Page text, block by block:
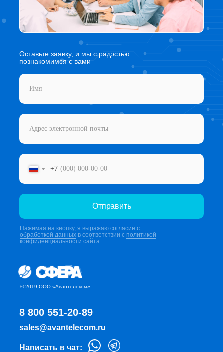
+7
Оставьте заявку, и мы с радостью
познакомимся с вами
Отправить
Нажимая на кнопку, я выражаю согласие с
обработкой данных в соответствии с политикой
конфиденциальности сайта
© 2019 ООО «Авантелеком»
8 800 551-20-89
sales@avantelecom.ru
Написать в чат: